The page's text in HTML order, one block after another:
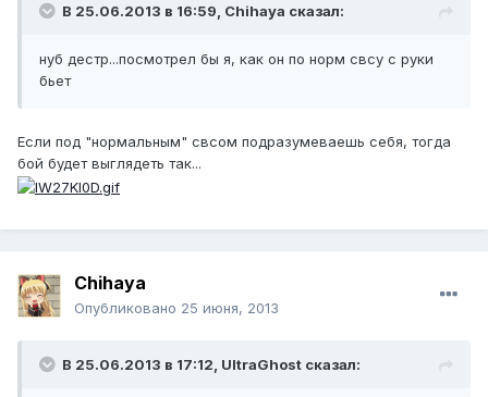
В 25.06.2013 в 16:59, Chihaya сказал:
нуб дестр...посмотрел бы я, как он по норм свсу с руки
бьет
Если под "нормальным" свсом подразумеваешь себя, тогда
бой будет выглядеть так...
Chihaya
Опубликовано 25 июня, 2013
В 25.06.2013 в 17:12, UltraGhost сказал: